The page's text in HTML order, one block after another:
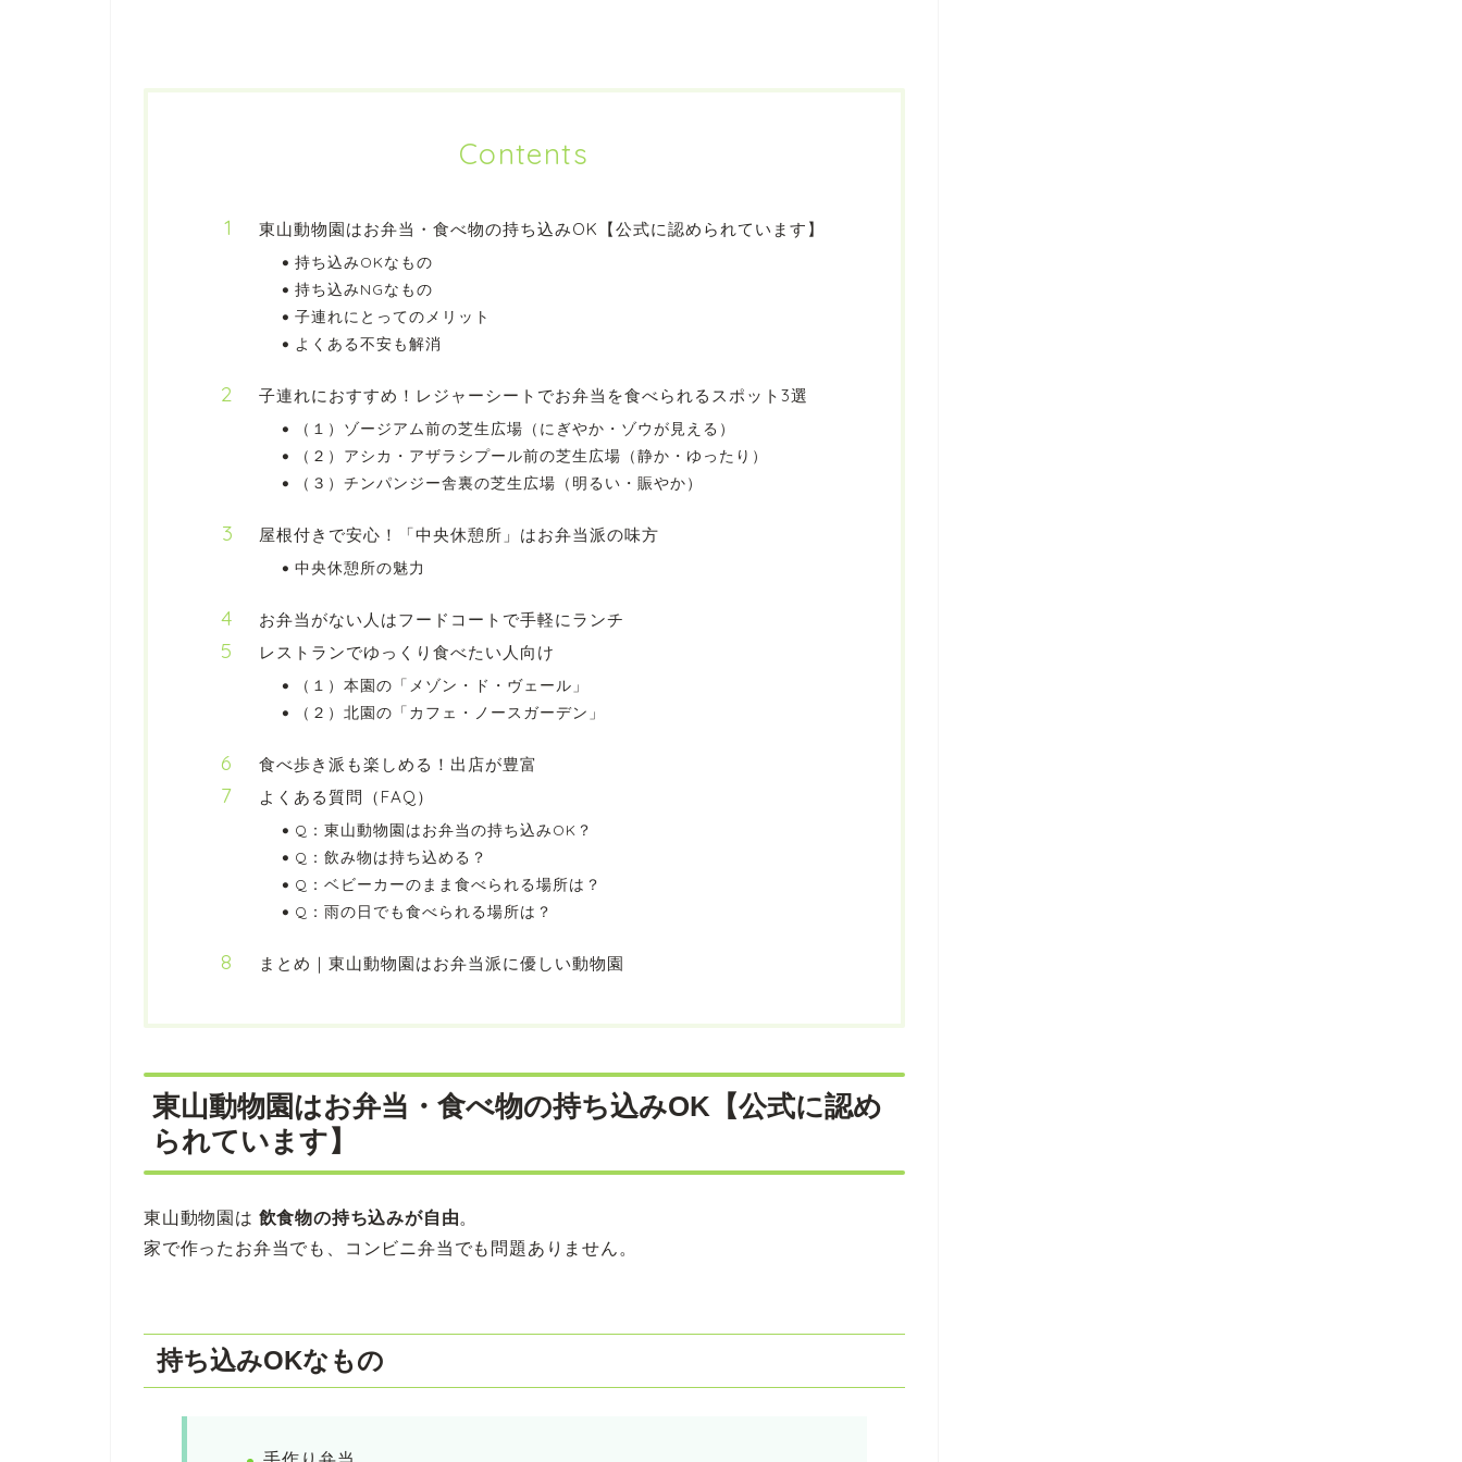
Contents
東山動物園はお弁当・食べ物の持ち込みOK【公式に認められています】
持ち込みOKなもの
持ち込みNGなもの
子連れにとってのメリット
よくある不安も解消
子連れにおすすめ！レジャーシートでお弁当を食べられるスポット3選
（１）ゾージアム前の芝生広場（にぎやか・ゾウが見える）
（２）アシカ・アザラシプール前の芝生広場（静か・ゆったり）
（３）チンパンジー舎裏の芝生広場（明るい・賑やか）
屋根付きで安心！「中央休憩所」はお弁当派の味方
中央休憩所の魅力
お弁当がない人はフードコートで手軽にランチ
レストランでゆっくり食べたい人向け
（１）本園の「メゾン・ド・ヴェール」
（２）北園の「カフェ・ノースガーデン」
食べ歩き派も楽しめる！出店が豊富
よくある質問（FAQ）
Q：東山動物園はお弁当の持ち込みOK？
Q：飲み物は持ち込める？
Q：ベビーカーのまま食べられる場所は？
Q：雨の日でも食べられる場所は？
まとめ｜東山動物園はお弁当派に優しい動物園
東山動物園はお弁当・食べ物の持ち込みOK【公式に認め
られています】
東山動物園は 飲食物の持ち込みが自由。
家で作ったお弁当でも、コンビニ弁当でも問題ありません。
持ち込みOKなもの